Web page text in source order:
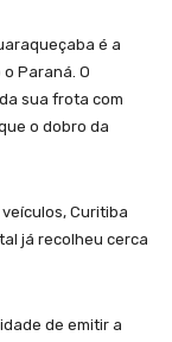
é a
Paraná. O
sua frota com
o dobro da
Curitiba
já recolheu cerca
de emitir a